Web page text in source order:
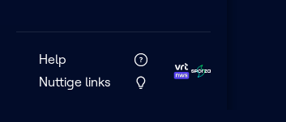
Help
Nuttige links